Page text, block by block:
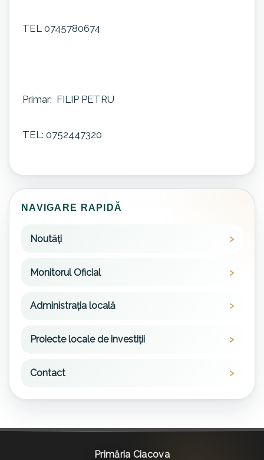
TEL 0745780674
Primar: FILIP PETRU
TEL: 0752447320
NAVIGARE RAPIDĂ
Noutăți
Monitorul Oficial
Administrația locală
Proiecte locale de investiții
Contact
Primăria Ciacova